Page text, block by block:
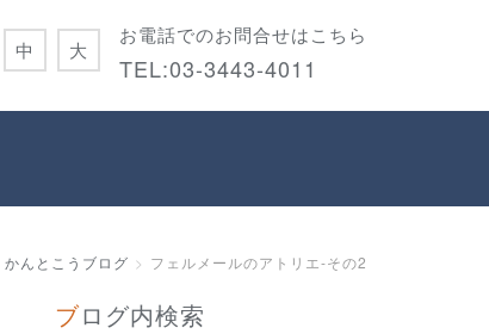
お電話でのお問合せはこちら
TEL:03-3443-4011
中 大
かんとこうブログ フェルメールのアトリエ-その2
ブログ内検索